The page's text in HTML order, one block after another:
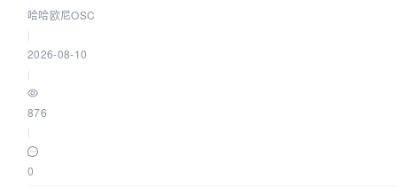
哈哈欧尼OSC
2026-08-10
876
0